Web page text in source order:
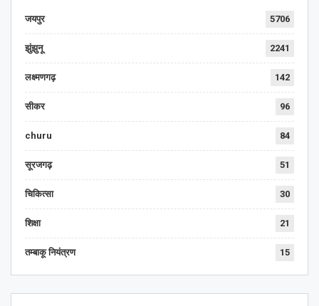
जयपुर 5706
झुंझुनू 2241
लक्ष्मणगढ़ 142
सीकर 96
churu 84
सूरजगढ़ 51
चिकित्सा 30
शिक्षा 21
तम्बाकू नियंत्रण 15